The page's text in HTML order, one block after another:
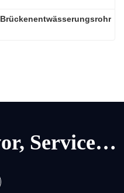
Brückenentwässerungsrohr
Qualität geht vor, Service geht vor